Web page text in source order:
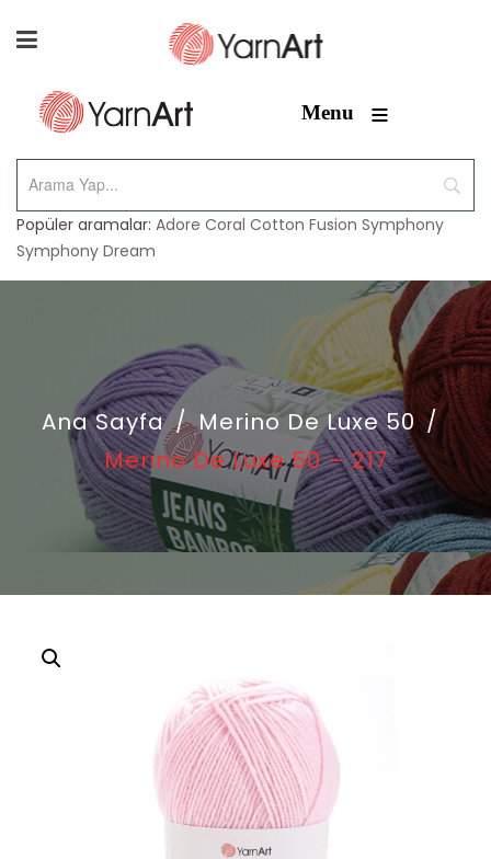
Menu ≡
Popüler aramalar: Adore Coral Cotton Fusion Symphony
Symphony Dream
Ana Sayfa / Merino De Luxe 50 /
Merino De Luxe 50 – 217